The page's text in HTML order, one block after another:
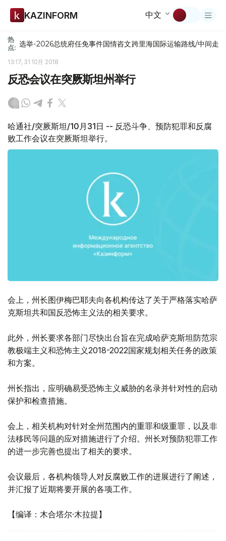
KAZINFORM 中文
热
点: 选举-2026总统府任免事件国情咨文跨里海国际运输路线/中间走廊
13:17, 31 10月 2018
反恐会议在突厥斯坦州举行
哈通社/突厥斯坦/10月31日 -- 反恐斗争、预防犯罪和反腐
败工作会议在突厥斯坦举行。
会上，州长图伊梅巴耶夫向各机构传达了关于严格落实哈萨
克斯坦共和国反恐怖主义法的相关要求。
此外，州长要求各部门尽快出台旨在完成哈萨克斯坦防范宗
教极端主义和恐怖主义2018-2022国家规划相关任务的政策
和方案。
州长指出，应明确易受恐怖主义威胁的名录并针对性的启动
保护和检查措施。
会上，相关机构对针对全州范围内的重罪和级重罪，以及非
法移民等问题的应对措施进行了介绍。州长对预防犯罪工作
的进一步完善也提出了相关的要求。
会议最后，各机构领导人对反腐败工作的进展进行了阐述，
并汇报了近期将要开展的各项工作。
【编译：木合塔尔·木拉提】